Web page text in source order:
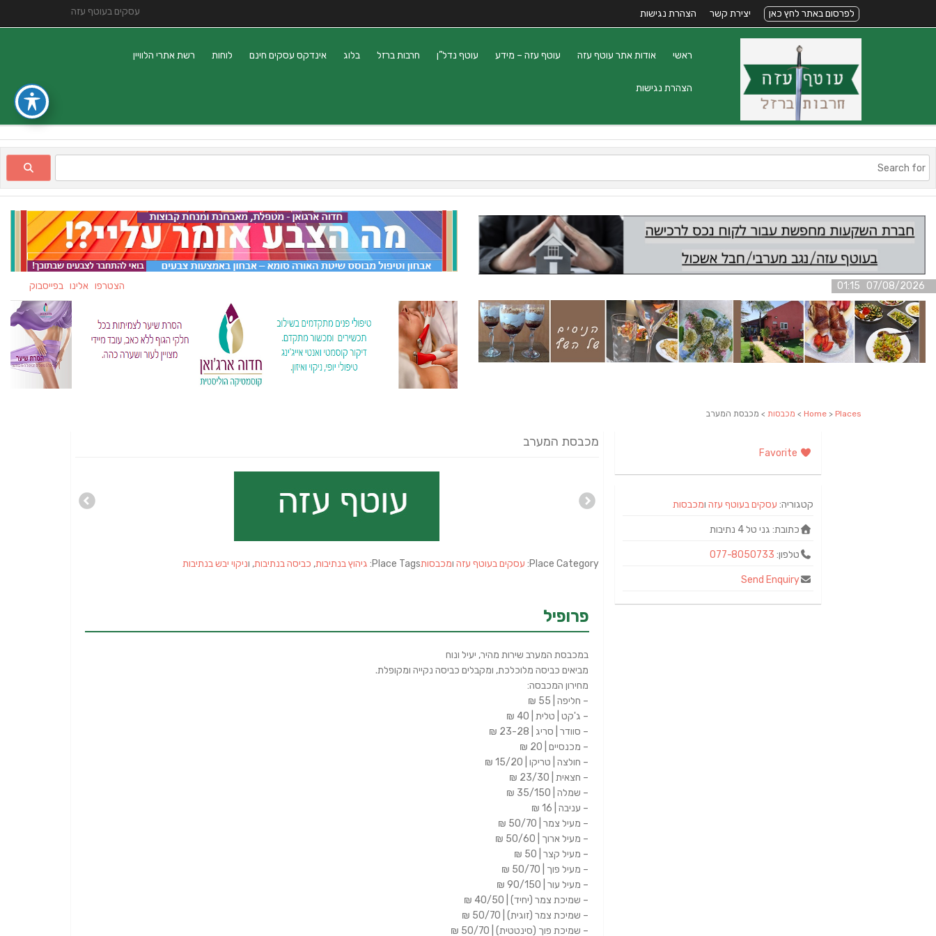
עסקים בעוטף עזה לפרסום באתר לחץ כאן יצירת קשר הצהרת נגישות
ראשי אודות אתר עוטף עזה עוטף עזה – מידע עוטף נדל”ן חרבות ברזל בלוג אינדקס עסקים חינם לוחות רשת אתרי הלוויין
הצהרת נגישות
07/08/2026 01:15 הצטרפו אלינו בפייסבוק
Home > Places
> מכבסות > מכבסת המערב
מכבסת המערב
Place Category: עסקים בעוטף עזה ומכבסותPlace Tags: גיהוץ בנתיבות, כביסה בנתיבות, וניקוי יבש בנתיבות
פרופיל
במכבסת המערב שירות מהיר, יעיל ונוח
מביאים כביסה מלוכלכת, ומקבלים כביסה נקייה ומקופלת.
מחירון המכבסה:
– חליפה | 55 ₪
– ג'קט | טלית | 40 ₪
– סוודר | סריג | 23-28 ₪
– מכנסיים | 20 ₪
– חולצה | טריקו | 15/20 ₪
– חצאית | 23/30 ₪
– שמלה | 35/150 ₪
– עניבה | 16 ₪
– מעיל צמר | 50/70 ₪
– מעיל ארוך | 50/60 ₪
– מעיל קצר | 50 ₪
– מעיל פוך | 50/70 ₪
– מעיל עור | 90/150 ₪
– שמיכת צמר (יחיד) | 40/50 ₪
– שמיכת צמר (זוגית) | 50/70 ₪
– שמיכת פוך (סינטטית) | 50/70 ₪
קטגוריה: עסקים בעוטף עזהומכבסות
כתובת: גני טל 4‏ ‏נתיבות
טלפון: 077-8050733
Send Enquiry